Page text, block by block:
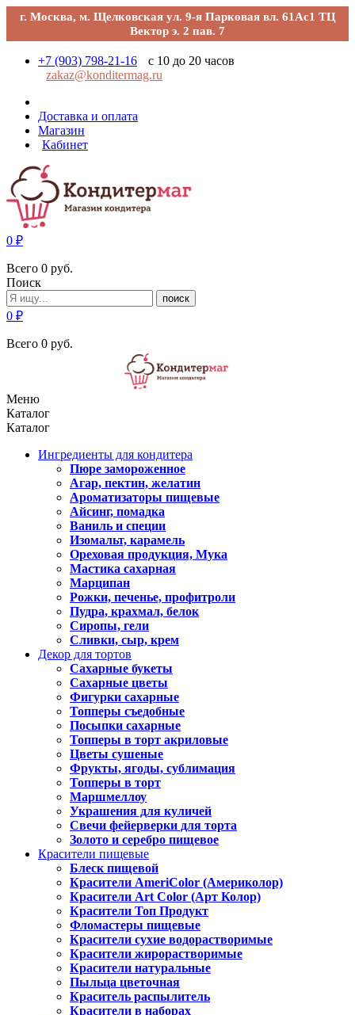
г. Москва, м. Щелковская ул. 9-я Парковая вл. 61Ас1 ТЦ
Вектор э. 2 пав. 7
+7 (903) 798-21-16
с 10 до 20 часов
zakaz@konditermag.ru
Доставка и оплата
Магазин
Кабинет
0 ₽
Всего 0 руб.
Поиск
поиск
0 ₽
Всего 0 руб.
Меню
Каталог
Каталог
Ингредиенты для кондитера
Пюре замороженное
Агар, пектин, желатин
Ароматизаторы пищевые
Айсинг, помадка
Ваниль и специи
Изомальт, карамель
Ореховая продукция, Мука
Мастика сахарная
Марципан
Рожки, печенье, профитроли
Пудра, крахмал, белок
Сиропы, гели
Сливки, сыр, крем
Декор для тортов
Сахарные букеты
Сахарные цветы
Фигурки сахарные
Топперы съедобные
Посыпки сахарные
Топперы в торт акриловые
Цветы сушеные
Фрукты, ягоды, сублимация
Топперы в торт
Маршмеллоу
Украшения для куличей
Свечи фейерверки для торта
Золото и серебро пищевое
Красители пищевые
Блеск пищевой
Красители AmeriColor (Америколор)
Красители Art Color (Арт Колор)
Красители Топ Продукт
Фломастеры пищевые
Красители сухие водорастворимые
Красители жирорастворимые
Красители натуральные
Пыльца цветочная
Краситель распылитель
Красители в наборах